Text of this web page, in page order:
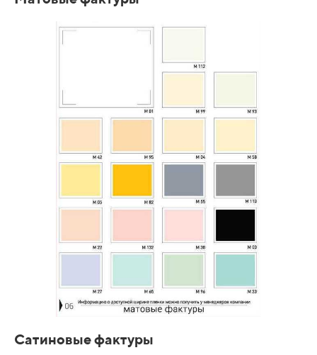
Сатиновые фактуры